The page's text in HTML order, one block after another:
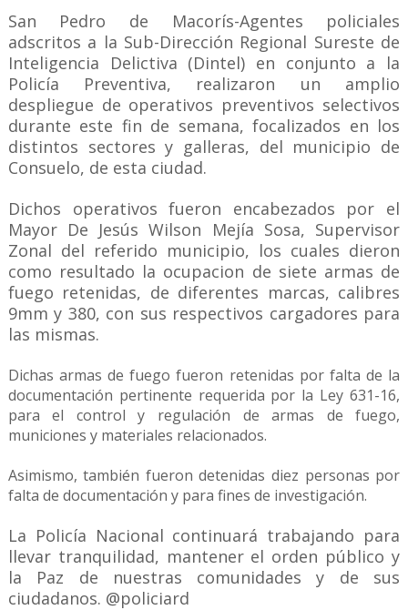
San Pedro de Macorís-Agentes policiales
adscritos a la Sub-Dirección Regional Sureste de
Inteligencia Delictiva (Dintel) en conjunto a la
Policía Preventiva, realizaron un amplio
despliegue de operativos preventivos selectivos
durante este fin de semana, focalizados en los
distintos sectores y galleras, del municipio de
Consuelo, de esta ciudad.
Dichos operativos fueron encabezados por el
Mayor De Jesús Wilson Mejía Sosa, Supervisor
Zonal del referido municipio, los cuales dieron
como resultado la ocupacion de siete armas de
fuego retenidas, de diferentes marcas, calibres
9mm y 380, con sus respectivos cargadores para
las mismas.
Dichas armas de fuego fueron retenidas por falta de la
documentación pertinente requerida por la Ley 631-16,
para el control y regulación de armas de fuego,
municiones y materiales relacionados.
Asimismo, también fueron detenidas diez personas por
falta de documentación y para fines de investigación.
La Policía Nacional continuará trabajando para
llevar tranquilidad, mantener el orden público y
la Paz de nuestras comunidades y de sus
ciudadanos. @policiard